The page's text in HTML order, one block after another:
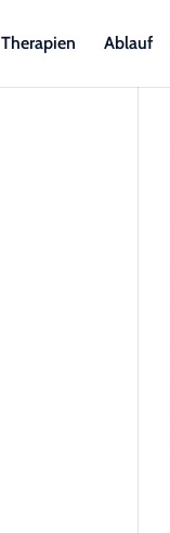
Therapien Ablauf